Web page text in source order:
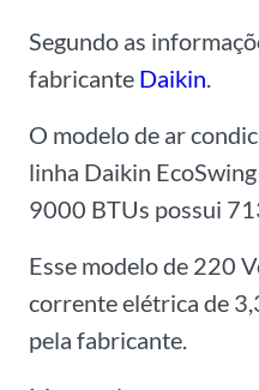
Segundo as
fabricante Daikin.
O modelo de ar
linha Daikin
9000 BTUs possui
Esse modelo de 220
corrente elétrica de
pela fabricante.